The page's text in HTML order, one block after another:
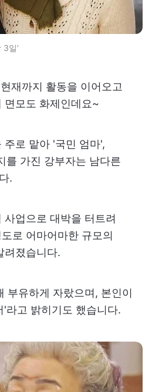
일’
재까지 활동을 이어오고
면모도 화제인데요~
주로 맡아 '국민 엄마',
를 가진 강부자는 남다른
.
업으로 대박을 터트려
로 어마어마한 규모의
려졌습니다.
부유하게 자랐으며, 본인이
라고 밝히기도 했습니다.